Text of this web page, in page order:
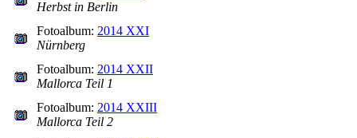
Herbst in Berlin
Fotoalbum: 2014 XXI
Nürnberg
Fotoalbum: 2014 XXII
Mallorca Teil 1
Fotoalbum: 2014 XXIII
Mallorca Teil 2